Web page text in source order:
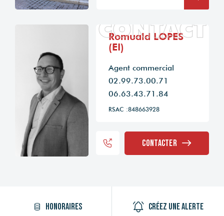
CONTACT
Romuald LOPES
(EI)
Agent commercial
02.99.73.00.71
06.63.43.71.84
RSAC :848663928
Contacter
Honoraires Créez une alerte